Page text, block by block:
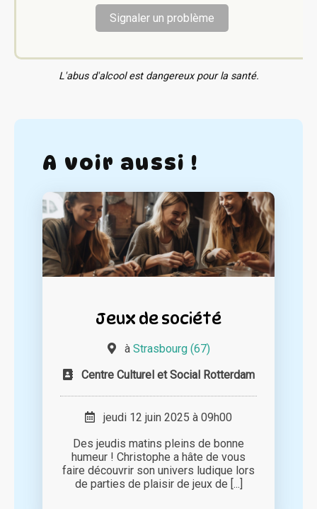
Signaler un problème
L'abus d'alcool est dangereux pour la santé.
A voir aussi !
Jeux de société
à Strasbourg (67)
Centre Culturel et Social Rotterdam
jeudi 12 juin 2025 à 09h00
Des jeudis matins pleins de bonne
humeur ! Christophe a hâte de vous
faire découvrir son univers ludique lors
de parties de plaisir de jeux de [...]